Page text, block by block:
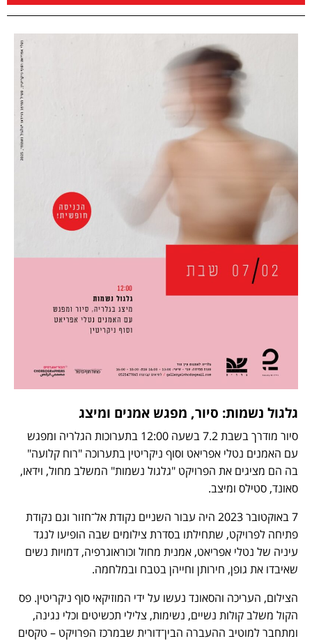
גלגול נשמות: סיור, מפגש אמנים ומיצג
סיור מודרך בשבת 7.2 בשעה 12:00 בתערוכות הגלריה ומפגש
עם האמנים נטלי אפריאט וסוף ניקריטין בתערוכה "רוח קלועה"
בה הם מציגים את הפרויקט "גלגול נשמות" המשלב מחול, וידאו,
סאונד, סטילס ומיצב.
7 באוקטובר 2023 היה עבור השניים נקודת אל־חזור וגם נקודת
פתיחה לפרויקט, שתחילתו בסדרת צילומים שבה הופיעו לנגד
עיניה של נטלי אפריאט, אמנית מחול וכוראוגרפיה, דמויות נשים
שאיבדו את גופן, חירותן וחייהן בטבח ובמלחמה.
הצילום, העריכה והסאונד נעשו על ידי המוזיקאי סוף ניקריטין. פס
הקול משלב קולות נשיים, נשימות, צלילי תכשיטים וכלי נגינה,
ומתחבר למוטיב ההעברה הבין־דורית שבמרכז הפרויקט – טקסים